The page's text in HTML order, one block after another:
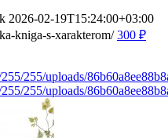
2026-02-19T15:24:00+03:00
kniga-s-xarakterom/ 300 ₽
255/uploads/
255/uploads/